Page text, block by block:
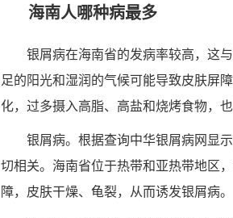
海南人哪种病最多
银屑病在海南省的发病率较高，这
足的阳光和湿润的气候可能导致皮肤屏
化，过多摄入高脂、高盐和烧烤食物，
银屑病。根据查询中华银屑病网显
切相关。海南省位于热带和亚热带地区
障，皮肤干燥、龟裂，从而诱发银屑病。